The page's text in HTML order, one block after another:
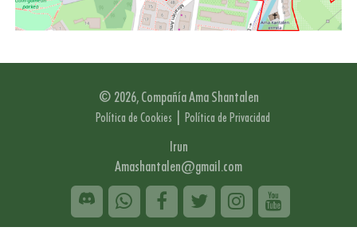
© 2026, Compañía Ama Shantalen
Política de Cookies | Política de Privacidad
Irun
Amashantalen@gmail.com